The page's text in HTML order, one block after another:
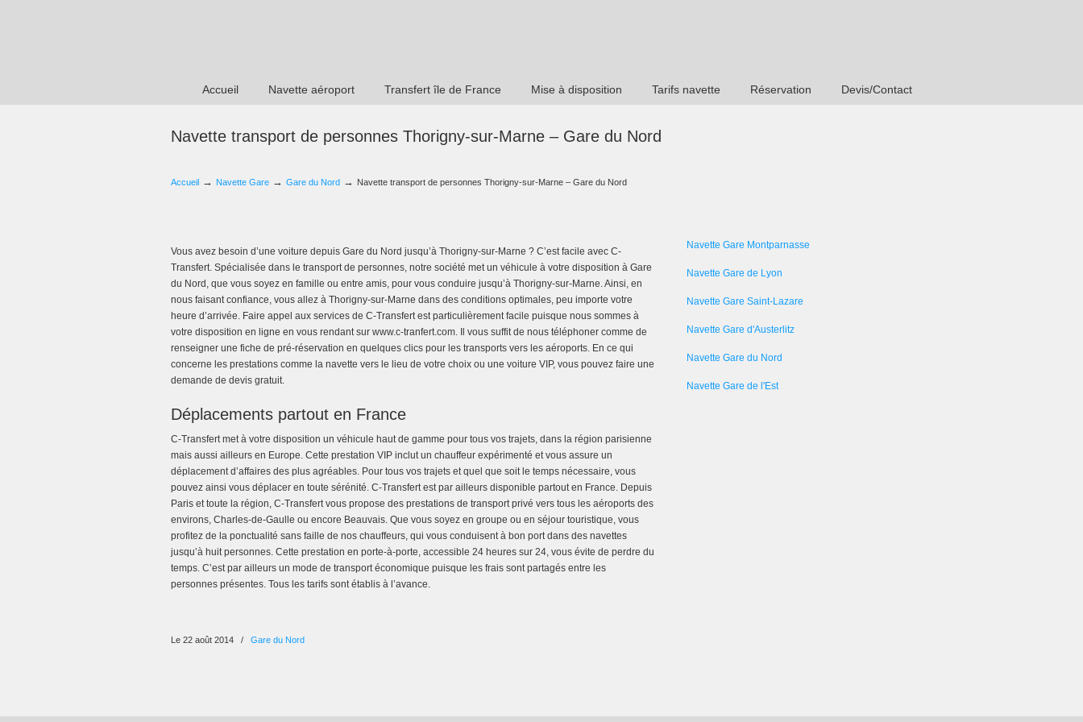
Accueil Navette aéroport Transfert île de France Mise à disposition Tarifs navette Réservation Devis/Contact
Navette transport de personnes Thorigny-sur-Marne – Gare du Nord
Accueil → Navette Gare → Gare du Nord → Navette transport de personnes Thorigny-sur-Marne – Gare du Nord
Vous avez besoin d’une voiture depuis Gare du Nord jusqu’à Thorigny-sur-Marne ? C’est facile avec C-
Transfert. Spécialisée dans le transport de personnes, notre société met un véhicule à votre disposition à Gare
du Nord, que vous soyez en famille ou entre amis, pour vous conduire jusqu’à Thorigny-sur-Marne. Ainsi, en
nous faisant confiance, vous allez à Thorigny-sur-Marne dans des conditions optimales, peu importe votre
heure d’arrivée. Faire appel aux services de C-Transfert est particulièrement facile puisque nous sommes à
votre disposition en ligne en vous rendant sur www.c-tranfert.com. Il vous suffit de nous téléphoner comme de
renseigner une fiche de pré-réservation en quelques clics pour les transports vers les aéroports. En ce qui
concerne les prestations comme la navette vers le lieu de votre choix ou une voiture VIP, vous pouvez faire une
demande de devis gratuit.
Déplacements partout en France
C-Transfert met à votre disposition un véhicule haut de gamme pour tous vos trajets, dans la région parisienne
mais aussi ailleurs en Europe. Cette prestation VIP inclut un chauffeur expérimenté et vous assure un
déplacement d’affaires des plus agréables. Pour tous vos trajets et quel que soit le temps nécessaire, vous
pouvez ainsi vous déplacer en toute sérénité. C-Transfert est par ailleurs disponible partout en France. Depuis
Paris et toute la région, C-Transfert vous propose des prestations de transport privé vers tous les aéroports des
environs, Charles-de-Gaulle ou encore Beauvais. Que vous soyez en groupe ou en séjour touristique, vous
profitez de la ponctualité sans faille de nos chauffeurs, qui vous conduisent à bon port dans des navettes
jusqu’à huit personnes. Cette prestation en porte-à-porte, accessible 24 heures sur 24, vous évite de perdre du
temps. C’est par ailleurs un mode de transport économique puisque les frais sont partagés entre les
personnes présentes. Tous les tarifs sont établis à l’avance.
Le 22 août 2014 / Gare du Nord
Navette Gare Montparnasse
Navette Gare de Lyon
Navette Gare Saint-Lazare
Navette Gare d'Austerlitz
Navette Gare du Nord
Navette Gare de l'Est